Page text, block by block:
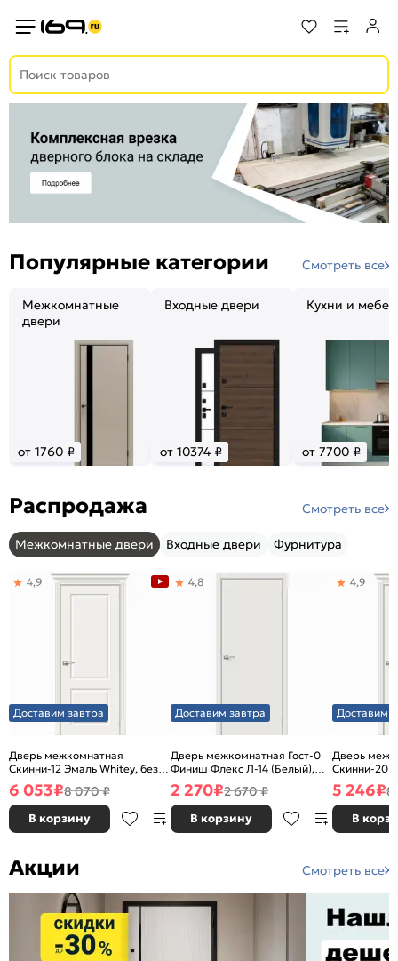
Популярные категории Смотреть все
Межкомнатные
двери
от 1760 ₽
Входные двери
от 10374 ₽
Кухни и
от 7700 ₽
Распродажа Смотреть все
Межкомнатные двери Входные двери Фурнитура
Доставим завтра
Дверь межкомнатная
Скинни-12 Эмаль Whitey, без
декора, глухая, без стекла,
без кромки, скиновая
4,9
6 053₽8 070 ₽
В корзину
Доставим завтра
Дверь межкомнатная Гост-0
Финиш Флекс Л-14 (Белый),
глухая, каркасно-щитовая
4,8
2 270₽2 670 ₽
В корзину
Доставим
Дверь
Скинни-20
декора,
без кромки,
4,9
5 246₽8
В
Акции Смотреть все